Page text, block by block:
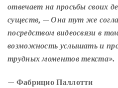
отвечает на просьбы своих
существ, — Она тут же
посредством видеосвязи в
возможность услышать и
трудных моментов текста».
— Фабрицио Паллотти